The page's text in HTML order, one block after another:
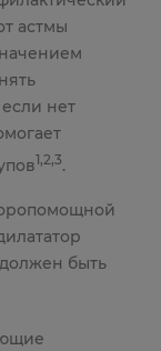
астмы
нет
1,2,3.
быть